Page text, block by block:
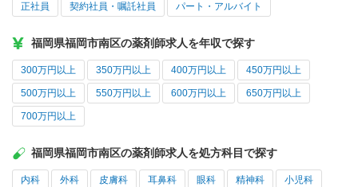
正社員 契約社員・嘱託社員 パート・アルバイト
福岡県福岡市南区の薬剤師求人を年収で探す
300万円以上 350万円以上 400万円以上 450万円以上
500万円以上 550万円以上 600万円以上 650万円以上
700万円以上
福岡県福岡市南区の薬剤師求人を処方科目で探す
内科 外科 皮膚科 耳鼻科 眼科 精神科 小児科